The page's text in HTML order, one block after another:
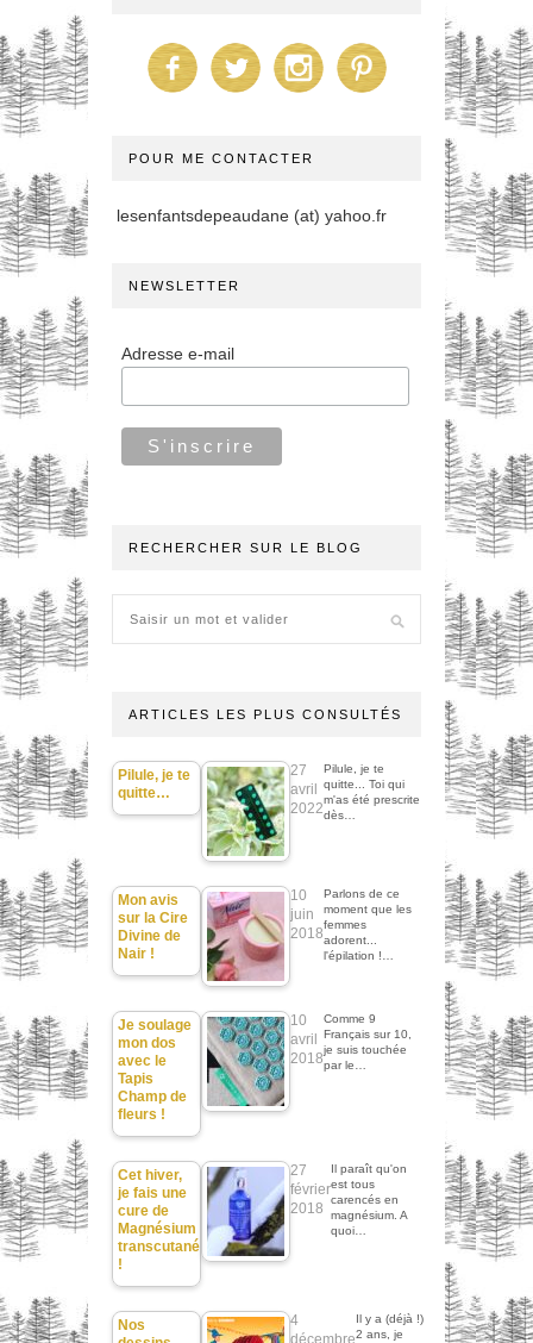
POUR ME CONTACTER
lesenfantsdepeaudane (at) yahoo.fr
NEWSLETTER
Adresse e-mail
RECHERCHER SUR LE BLOG
ARTICLES LES PLUS CONSULTÉS
Pilule, je te
quitte…
27
avril
2022
Pilule, je te
quitte... Toi qui
m'as été prescrite
dès…
Mon avis
sur la Cire
Divine de
Nair !
10
juin
2018
Parlons de ce
moment que les
femmes
adorent...
l'épilation !…
Je soulage
mon dos
avec le
Tapis
Champ de
fleurs !
10
avril
2018
Comme 9
Français sur 10,
je suis touchée
par le…
Cet hiver,
je fais une
cure de
Magnésium
transcutané
!
27
février
2018
Il paraît qu'on
est tous
carencés en
magnésium. A
quoi…
Nos
4
décembre
Il y a (déjà !)
2 ans, je